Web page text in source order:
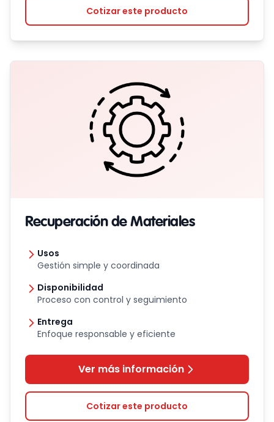
Cotizar este producto
Recuperación de Materiales
Usos
Gestión simple y coordinada
Disponibilidad
Proceso con control y seguimiento
Entrega
Enfoque responsable y eficiente
Ver más información
Cotizar este producto